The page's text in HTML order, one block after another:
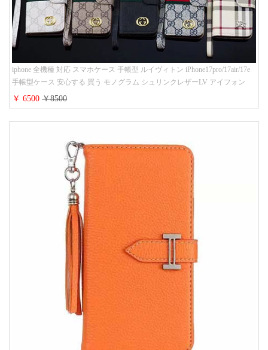
iphone 全機種 対応 スマホケース 手帳型 ルイヴィトン iPhone17pro/17air/17e
手帳型ケース 安心する 買う モノグラム シュリンクレザーLV アイフォン
16/16promaxスマホケース 手帳 多機能 グッチiphone15pro/14/13携帯ケース 大
人 レディース メンズ ストラップ付き
￥ 6500￥8500